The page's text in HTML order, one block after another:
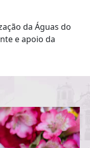
da Águas do
e apoio da